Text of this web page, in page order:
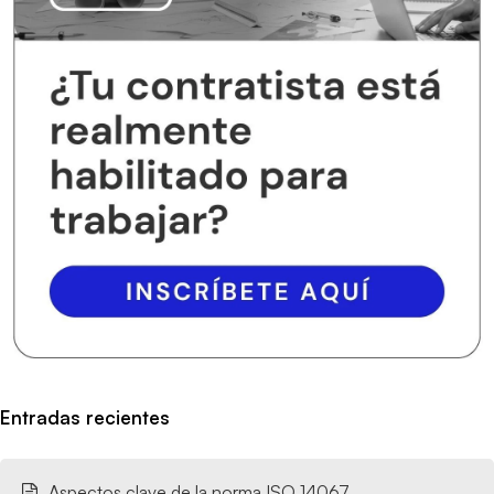
Entradas recientes